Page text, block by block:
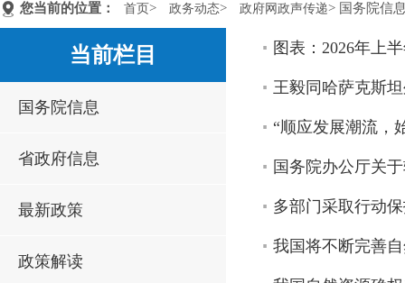
您当前的位置： 首页> 政务动态> 政府网政声传递> 国务院信
当前栏目
国务院信息
省政府信息
最新政策
政策解读
图表：2026年上
王毅同哈萨克斯
“顺应发展潮流，
国务院办公厅关
多部门采取行动
我国将不断完善